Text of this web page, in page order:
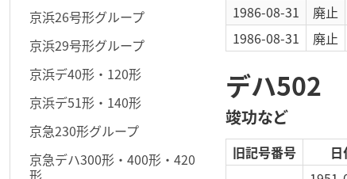
京浜26号形グループ
京浜29号形グループ
京浜デ40形・120形
京浜デ51形・140形
京急230形グループ
京急デハ300形・400形・420
形
1986-08-31
廃止
1986-08-31
廃止
デハ502
竣功など
旧記号番号